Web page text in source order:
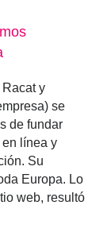
y
se
de fundar
en línea y
Su
Europa. Lo
web, resultó